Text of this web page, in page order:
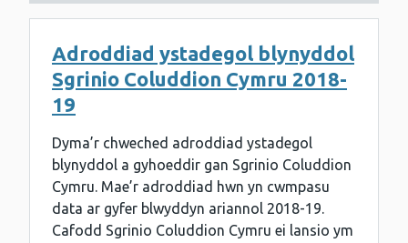
Adroddiad ystadegol blynyddol
Sgrinio Coluddion Cymru 2018-
19
Dyma’r chweched adroddiad ystadegol
blynyddol a gyhoeddir gan Sgrinio Coluddion
Cymru. Mae’r adroddiad hwn yn cwmpasu
data ar gyfer blwyddyn ariannol 2018-19.
Cafodd Sgrinio Coluddion Cymru ei lansio ym